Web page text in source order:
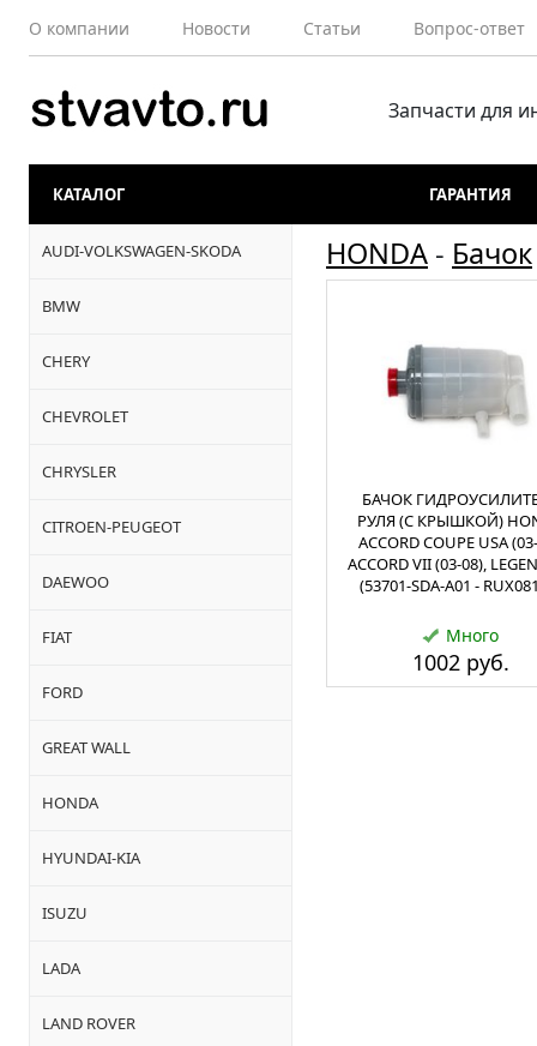
О компании Новости Статьи Вопрос-ответ
Запчасти для
КАТАЛОГ ГАРАНТИЯ
AUDI-VOLKSWAGEN-SKODA
BMW
CHERY
CHEVROLET
CHRYSLER
CITROEN-PEUGEOT
DAEWOO
FIAT
FORD
GREAT WALL
HONDA
HYUNDAI-KIA
ISUZU
LADA
LAND ROVER
HONDA - Бачок
БАЧОК
РУЛЯ (С КРЫШКОЙ)
ACCORD COUPE USA
ACCORD VII (03-08),
(53701-SDA-A01 -
Много
1002 руб.